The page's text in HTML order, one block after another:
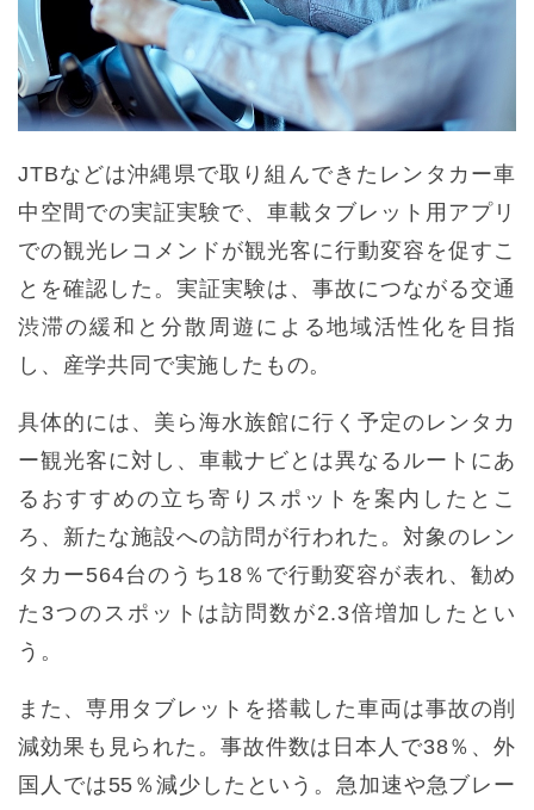
JTBなどは沖縄県で取り組んできたレンタカー車
中空間での実証実験で、車載タブレット用アプリ
での観光レコメンドが観光客に行動変容を促すこ
とを確認した。実証実験は、事故につながる交通
渋滞の緩和と分散周遊による地域活性化を目指
し、産学共同で実施したもの。
具体的には、美ら海水族館に行く予定のレンタカ
ー観光客に対し、車載ナビとは異なるルートにあ
るおすすめの立ち寄りスポットを案内したとこ
ろ、新たな施設への訪問が行われた。対象のレン
タカー564台のうち18％で行動変容が表れ、勧め
た3つのスポットは訪問数が2.3倍増加したとい
う。
また、専用タブレットを搭載した車両は事故の削
減効果も見られた。事故件数は日本人で38％、外
国人では55％減少したという。急加速や急ブレー